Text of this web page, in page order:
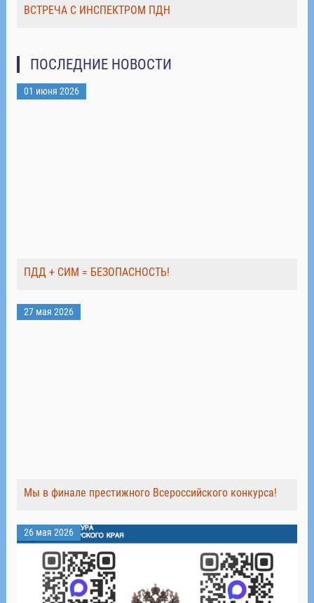
ВСТРЕЧА С ИНСПЕКТРОМ ПДН
ПОСЛЕДНИЕ НОВОСТИ
01 июня 2026
ПДД + СИМ = БЕЗОПАСНОСТЬ!
27 мая 2026
Мы в финале престижного Всероссийского конкурса!
26 мая 2026